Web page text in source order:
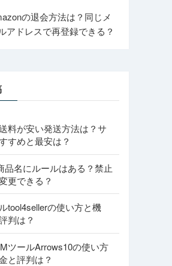
の退会方法は？同じメ
アドレスで再登録できる？
料が安い発送方法は？サ
すめと最安は？
品名にルールはある？禁止
更できる？
tool4sellerの使い方と機
判は？
ツールArrows10の使い方
と評判は？